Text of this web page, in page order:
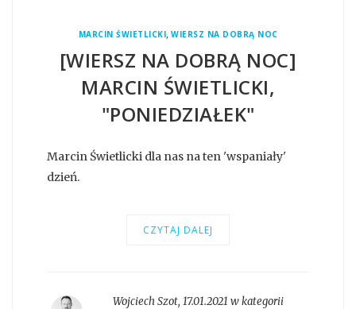
MARCIN ŚWIETLICKI, WIERSZ NA DOBRĄ NOC
[WIERSZ NA DOBRĄ NOC]
MARCIN ŚWIETLICKI,
"PONIEDZIAŁEK"
Marcin Świetlicki dla nas na ten 'wspaniały'
dzień.
CZYTAJ DALEJ
Wojciech Szot, 17.01.2021 w kategorii